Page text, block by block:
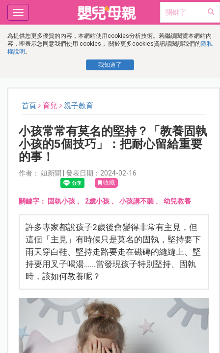
為提供您更多優質的內容，本網站使用cookies分析技術。若繼續閱覽本網站內
容，即表示您同意我們使用 cookies， 關於更多cookies資訊請閱讀我們的隱私
權說明 。
我知道了
Toggle
navigation
首頁 育兒 親子教育
小孩常常有莫名的堅持？「教養固執
小孩的5個技巧」：把耐心留給重要
的事！
作者： 妞新聞 | 發表日期：2024-02-16
收藏
關鍵字： 固執小孩、 2歲小孩、 小孩講不聽、 幼兒教養
許多專家都說孩子2歲後會變得非常有主見，但
這個「主見」有時候只是莫名的固執，堅持要下
雨天穿白鞋、堅持走路要走在磁磚的縫縫上、堅
持要用叉子喝湯......當發現孩子特別堅持、固執
時，該如何教養呢？